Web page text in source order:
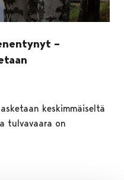
–
keskimmäiseltä
tulvavaara on